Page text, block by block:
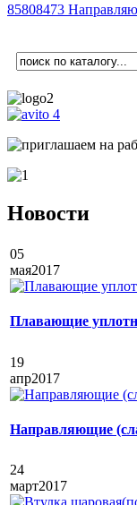
85808473
Новости
05
мая2017
Плавающие
19
апр2017
Направляющие
24
март2017